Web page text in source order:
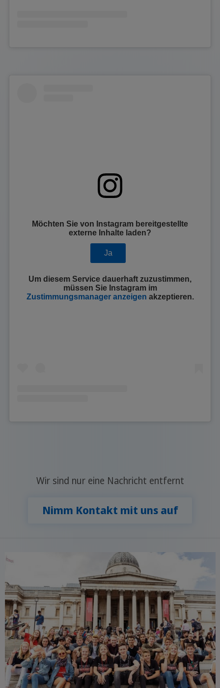
Möchten Sie von Instagram bereitgestellte
externe Inhalte laden?
Ja
Um diesem Service dauerhaft zuzustimmen,
müssen Sie Instagramim
Zustimmungsmanager anzeigen akzeptieren.
Wir sind nur eine Nachricht entfernt
Nimm Kontakt mit uns auf